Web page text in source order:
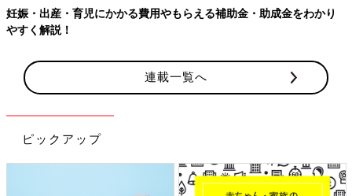
妊娠・出産・育児にかかる費用やもらえる補助金・助成金をわかり
やすく解説！
連載一覧へ
ピックアップ